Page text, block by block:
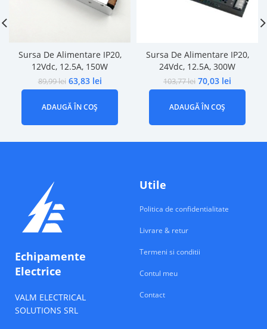
Sursa De Alimentare IP20,
12Vdc, 12.5A, 150W
89,99lei 63,83 lei
ADAUGĂ ÎN COȘ
Sursa De Alimentare IP20,
24Vdc, 12.5A, 300W
103,77lei 70,03 lei
ADAUGĂ ÎN COȘ
Echipamente
Electrice
VALM ELECTRICAL
SOLUTIONS SRL
Utile
Politica de confidentialitate
Livrare & retur
Termeni si conditii
Contul meu
Contact